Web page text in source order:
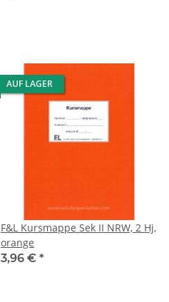
AUF LAGER
F&L Kursmappe Sek II NRW, 2 Hj,
orange
3,96 € *